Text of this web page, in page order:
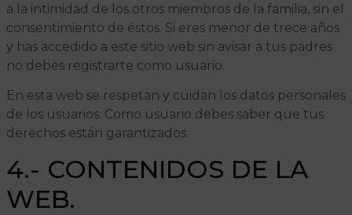
a la intimidad de los otros miembros de la familia, sin el
consentimiento de éstos. Si eres menor de trece años
y has accedido a este sitio web sin avisar a tus padres
no debes registrarte como usuario.
En esta web se respetan y cuidan los datos personales
de los usuarios. Como usuario debes saber que tus
derechos están garantizados.
4.- CONTENIDOS DE LA
WEB.